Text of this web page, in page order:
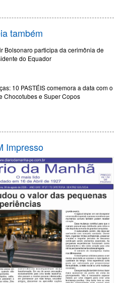
também
Bolsonaro participa da cerimônia de
do Equador
10 PASTÉIS comemora a data com o
Chocotubes e Super Copos
Impresso